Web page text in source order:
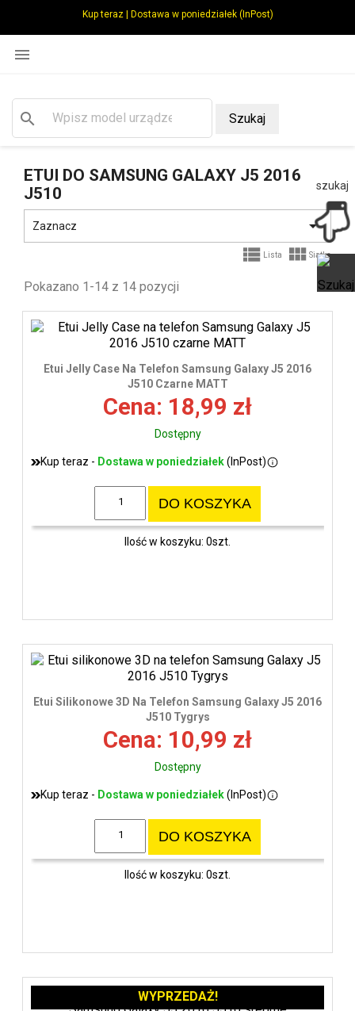
Kup teraz | Dostawa w poniedziałek (InPost)

search Szukaj
ETUI DO SAMSUNG GALAXY J5 2016
J510
Zaznacz 
 Lista  Siatka
Pokazano 1-14 z 14 pozycji
Etui Jelly Case Na Telefon Samsung Galaxy J5 2016
J510 Czarne MATT
Cena: 18,99 zł
Dostępny
Kup teraz - Dostawa w poniedziałek(InPost)
DO KOSZYKA
Ilość w koszyku: 0szt.
Etui Silikonowe 3D Na Telefon Samsung Galaxy J5 2016
J510 Tygrys
Cena: 10,99 zł
Dostępny
Kup teraz - Dostawa w poniedziałek(InPost)
DO KOSZYKA
Ilość w koszyku: 0szt.
WYPRZEDAŻ!
szukaj